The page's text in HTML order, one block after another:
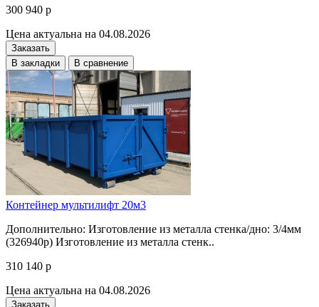
300 940 р
Цена актуальна на 04.08.2026
Заказать
В закладки
В сравнение
Контейнер мультилифт 20м3
Дополнительно: Изготовление из металла стенка/дно: 3/4мм
(326940р) Изготовление из металла стенк..
310 140 р
Цена актуальна на 04.08.2026
Заказать